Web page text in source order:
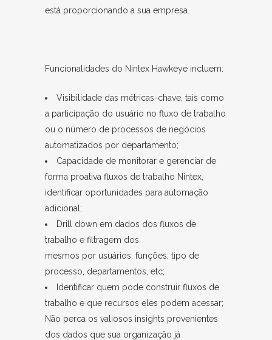
está proporcionando a sua empresa.
Funcionalidades do Nintex Hawkeye incluem:
Visibilidade das métricas-chave, tais como
a participação do usuário no fluxo de trabalho
ou o número de processos de negócios
automatizados por departamento;
Capacidade de monitorar e gerenciar de
forma proativa fluxos de trabalho Nintex,
identificar oportunidades para automação
adicional;
Drill down em dados dos fluxos de
trabalho e filtragem dos
mesmos por usuários, funções, tipo de
processo, departamentos, etc;
Identificar quem pode construir fluxos de
trabalho e que recursos eles podem acessar;
Não perca os valiosos insights provenientes
dos dados que sua organização já